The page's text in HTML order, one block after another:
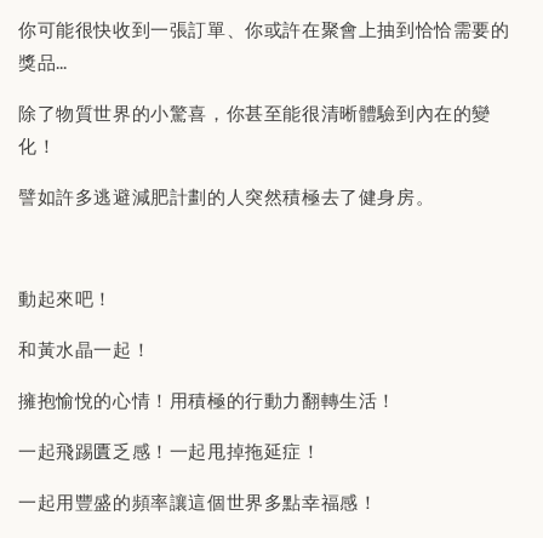
你可能很快收到一張訂單、你或許在聚會上抽到恰恰需要的
獎品…
除了物質世界的小驚喜，你甚至能很清晰體驗到內在的變
化！
譬如許多逃避減肥計劃的人突然積極去了健身房。
動起來吧！
和黃水晶一起！
擁抱愉悅的心情！用積極的行動力翻轉生活！
一起飛踢匱乏感！一起甩掉拖延症！
一起用豐盛的頻率讓這個世界多點幸福感！